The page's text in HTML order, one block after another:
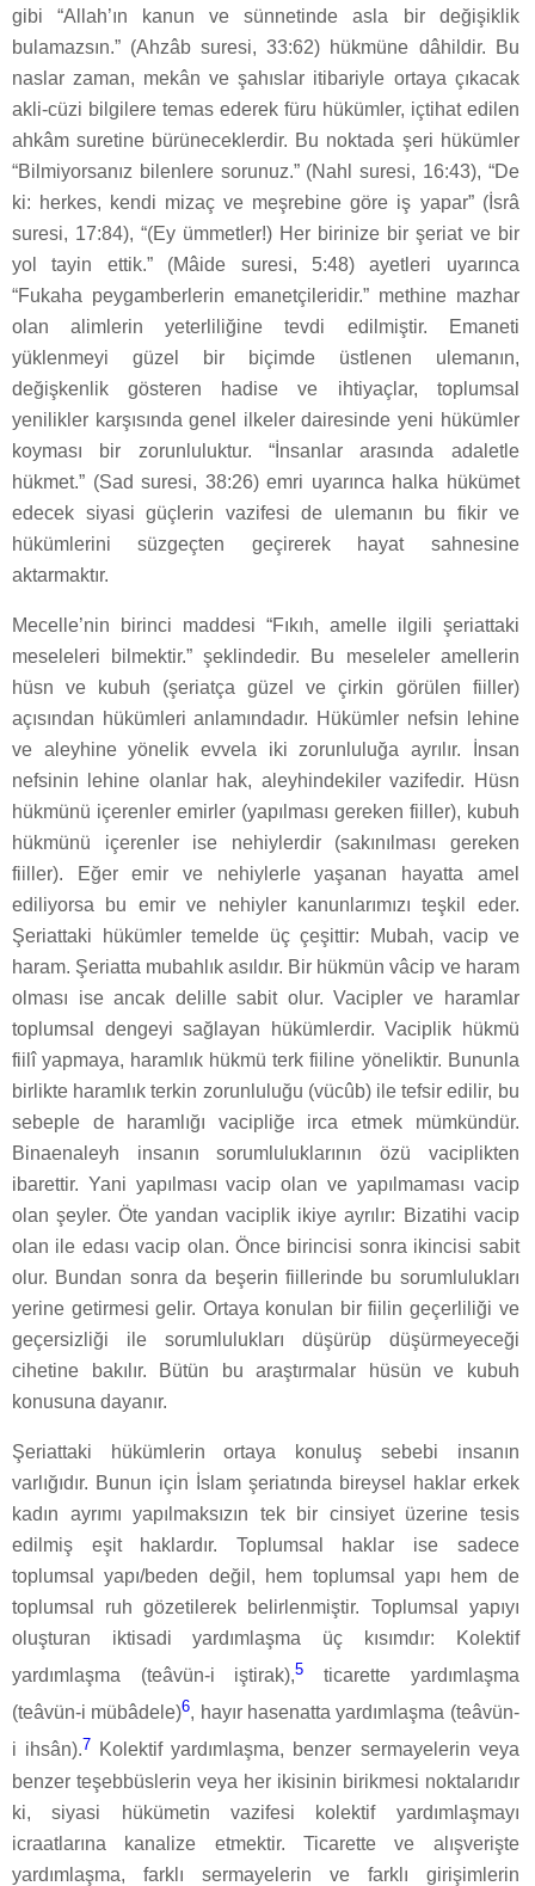
gibi “Allah’ın kanun ve sünnetinde asla bir değişiklik
bulamazsın.” (Ahzâb suresi, 33:62) hükmüne dâhildir. Bu
naslar zaman, mekân ve şahıslar itibariyle ortaya çıkacak
akli-cüzi bilgilere temas ederek füru hükümler, içtihat edilen
ahkâm suretine bürüneceklerdir. Bu noktada şeri hükümler
“Bilmiyorsanız bilenlere sorunuz.” (Nahl suresi, 16:43), “De
ki: herkes, kendi mizaç ve meşrebine göre iş yapar” (İsrâ
suresi, 17:84), “(Ey ümmetler!) Her birinize bir şeriat ve bir
yol tayin ettik.” (Mâide suresi, 5:48) ayetleri uyarınca
“Fukaha peygamberlerin emanetçileridir.” methine mazhar
olan alimlerin yeterliliğine tevdi edilmiştir. Emaneti
yüklenmeyi güzel bir biçimde üstlenen ulemanın,
değişkenlik gösteren hadise ve ihtiyaçlar, toplumsal
yenilikler karşısında genel ilkeler dairesinde yeni hükümler
koyması bir zorunluluktur. “İnsanlar arasında adaletle
hükmet.” (Sad suresi, 38:26) emri uyarınca halka hükümet
edecek siyasi güçlerin vazifesi de ulemanın bu fikir ve
hükümlerini süzgeçten geçirerek hayat sahnesine
aktarmaktır.
Mecelle’nin birinci maddesi “Fıkıh, amelle ilgili şeriattaki
meseleleri bilmektir.” şeklindedir. Bu meseleler amellerin
hüsn ve kubuh (şeriatça güzel ve çirkin görülen fiiller)
açısından hükümleri anlamındadır. Hükümler nefsin lehine
ve aleyhine yönelik evvela iki zorunluluğa ayrılır. İnsan
nefsinin lehine olanlar hak, aleyhindekiler vazifedir. Hüsn
hükmünü içerenler emirler (yapılması gereken fiiller), kubuh
hükmünü içerenler ise nehiylerdir (sakınılması gereken
fiiller). Eğer emir ve nehiylerle yaşanan hayatta amel
ediliyorsa bu emir ve nehiyler kanunlarımızı teşkil eder.
Şeriattaki hükümler temelde üç çeşittir: Mubah, vacip ve
haram. Şeriatta mubahlık asıldır. Bir hükmün vâcip ve haram
olması ise ancak delille sabit olur. Vacipler ve haramlar
toplumsal dengeyi sağlayan hükümlerdir. Vaciplik hükmü
fiilî yapmaya, haramlık hükmü terk fiiline yöneliktir. Bununla
birlikte haramlık terkin zorunluluğu (vücûb) ile tefsir edilir, bu
sebeple de haramlığı vacipliğe irca etmek mümkündür.
Binaenaleyh insanın sorumluluklarının özü vaciplikten
ibarettir. Yani yapılması vacip olan ve yapılmaması vacip
olan şeyler. Öte yandan vaciplik ikiye ayrılır: Bizatihi vacip
olan ile edası vacip olan. Önce birincisi sonra ikincisi sabit
olur. Bundan sonra da beşerin fiillerinde bu sorumlulukları
yerine getirmesi gelir. Ortaya konulan bir fiilin geçerliliği ve
geçersizliği ile sorumlulukları düşürüp düşürmeyeceği
cihetine bakılır. Bütün bu araştırmalar hüsün ve kubuh
konusuna dayanır.
Şeriattaki hükümlerin ortaya konuluş sebebi insanın
varlığıdır. Bunun için İslam şeriatında bireysel haklar erkek
kadın ayrımı yapılmaksızın tek bir cinsiyet üzerine tesis
edilmiş eşit haklardır. Toplumsal haklar ise sadece
toplumsal yapı/beden değil, hem toplumsal yapı hem de
toplumsal ruh gözetilerek belirlenmiştir. Toplumsal yapıyı
oluşturan iktisadi yardımlaşma üç kısımdır: Kolektif
yardımlaşma (teâvün-i iştirak),5 ticarette yardımlaşma
(teâvün-i mübâdele)6, hayır hasenatta yardımlaşma (teâvün-
i ihsân).7 Kolektif yardımlaşma, benzer sermayelerin veya
benzer teşebbüslerin veya her ikisinin birikmesi noktalarıdır
ki, siyasi hükümetin vazifesi kolektif yardımlaşmayı
icraatlarına kanalize etmektir. Ticarette ve alışverişte
yardımlaşma, farklı sermayelerin ve farklı girişimlerin